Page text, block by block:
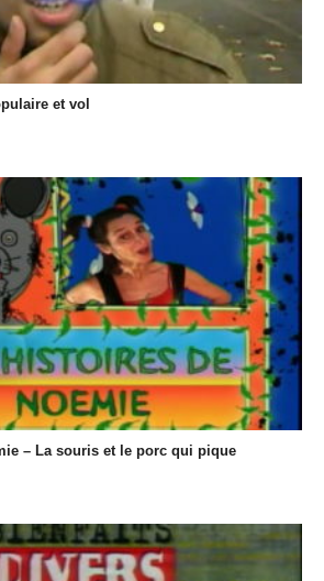
et vol
– La souris et le porc qui pique